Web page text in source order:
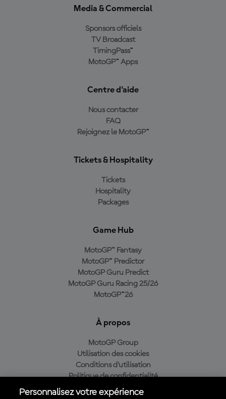
Media & Commercial
Sponsors officiels
TV Broadcast
TimingPass™
MotoGP™ Apps
Centre d'aide
Nous contacter
FAQ
Rejoignez le MotoGP™
Tickets & Hospitality
Tickets
Hospitality
Packages
Game Hub
MotoGP™ Fantasy
MotoGP™ Predictor
MotoGP Guru Predict
MotoGP Guru Racing 25/26
MotoGP™26
À propos
MotoGP Group
Utilisation des cookies
Conditions d'utilisation
Politique de confidentialité
Politique d’achat
Personnalisez votre expérience